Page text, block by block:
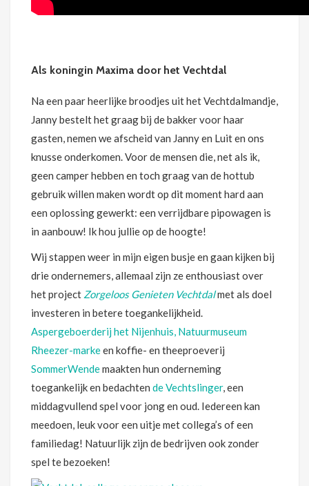
Als koningin Maxima door het Vechtdal
Na een paar heerlijke broodjes uit het Vechtdalmandje,
Janny bestelt het graag bij de bakker voor haar
gasten, nemen we afscheid van Janny en Luit en ons
knusse onderkomen. Voor de mensen die, net als ik,
geen camper hebben en toch graag van de hottub
gebruik willen maken wordt op dit moment hard aan
een oplossing gewerkt: een verrijdbare pipowagen is
in aanbouw! Ik hou jullie op de hoogte!
Wij stappen weer in mijn eigen busje en gaan kijken bij
drie ondernemers, allemaal zijn ze enthousiast over
het project Zorgeloos Genieten Vechtdalmet als doel
investeren in betere toegankelijkheid.
Aspergeboerderij het Nijenhuis, Natuurmuseum
Rheezer-markeen koffie- en theeproeverij
SommerWendemaakten hun onderneming
toegankelijk en bedachten de Vechtslinger, een
middagvullend spel voor jong en oud. Iedereen kan
meedoen, leuk voor een uitje met collega’s of een
familiedag! Natuurlijk zijn de bedrijven ook zonder
spel te bezoeken!